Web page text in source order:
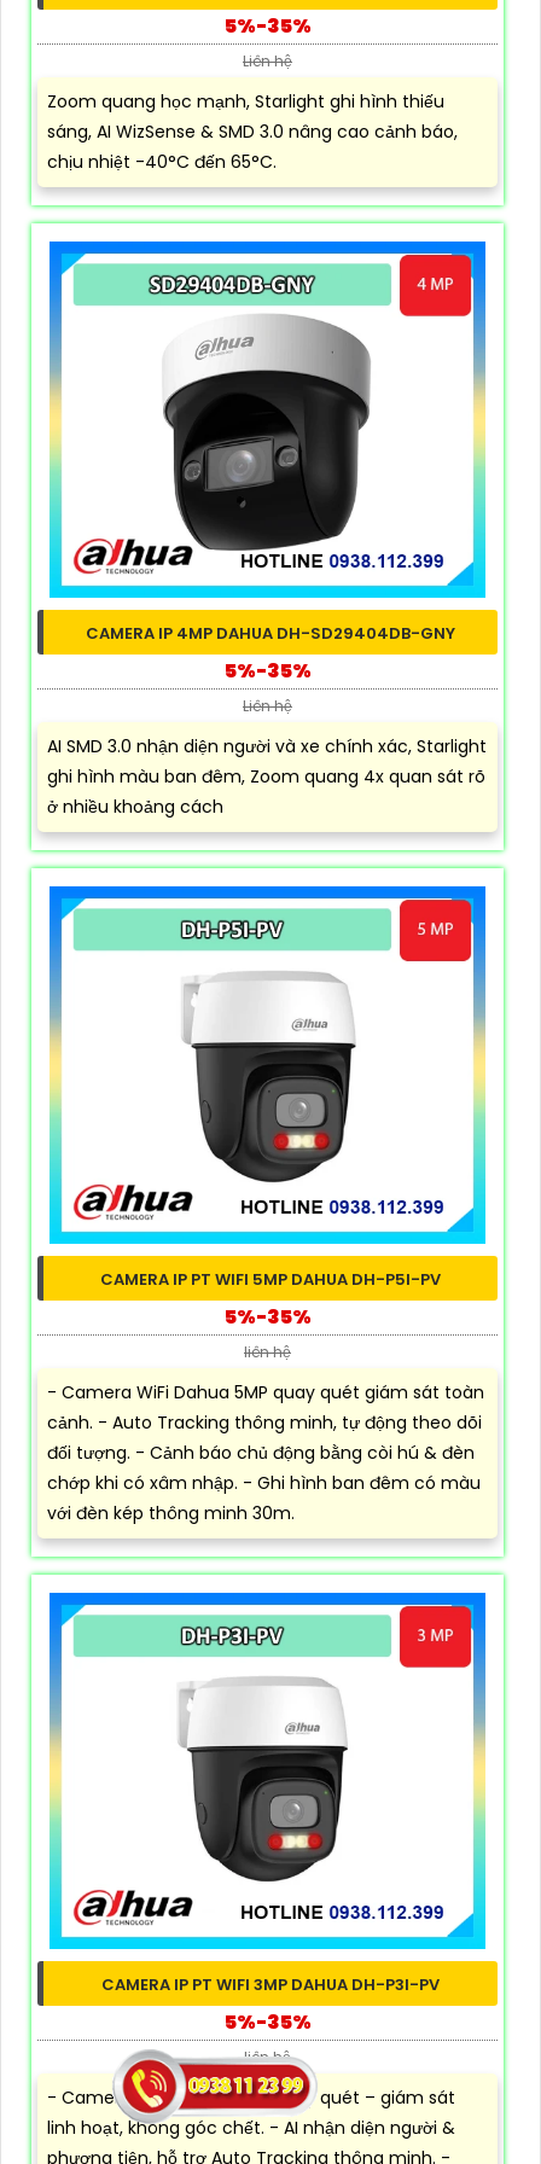
5%-35%
Liên hệ
Zoom quang học mạnh, Starlight ghi hình thiếu
sáng, AI WizSense & SMD 3.0 nâng cao cảnh báo,
chịu nhiệt -40°C đến 65°C.
CAMERA IP 4MP DAHUA DH-SD29404DB-GNY
5%-35%
Liên hệ
AI SMD 3.0 nhận diện người và xe chính xác, Starlight
ghi hình màu ban đêm, Zoom quang 4x quan sát rõ
ở nhiều khoảng cách
CAMERA IP PT WIFI 5MP DAHUA DH-P5I-PV
5%-35%
liên hệ
- Camera WiFi Dahua 5MP quay quét giám sát toàn
cảnh. - Auto Tracking thông minh, tự động theo dõi
đối tượng. - Cảnh báo chủ động bằng còi hú & đèn
chớp khi có xâm nhập. - Ghi hình ban đêm có màu
với đèn kép thông minh 30m.
CAMERA IP PT WIFI 3MP DAHUA DH-P3I-PV
5%-35%
liên hệ
- Camera WiFi Dahua 3MP quay quét – giám sát
linh hoạt, không góc chết. - AI nhận diện người &
phương tiện, hỗ trợ Auto Tracking thông minh. -